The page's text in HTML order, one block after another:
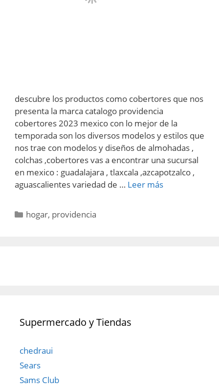
descubre los productos como cobertores que nos
presenta la marca catalogo providencia
cobertores 2023 mexico con lo mejor de la
temporada son los diversos modelos y estilos que
nos trae con modelos y diseños de almohadas ,
colchas ,cobertores vas a encontrar una sucursal
en mexico : guadalajara , tlaxcala ,azcapotzalco ,
aguascalientes variedad de … Leer más
Categorías
hogar, providencia
Supermercado y Tiendas
chedraui
Sears
Sams Club